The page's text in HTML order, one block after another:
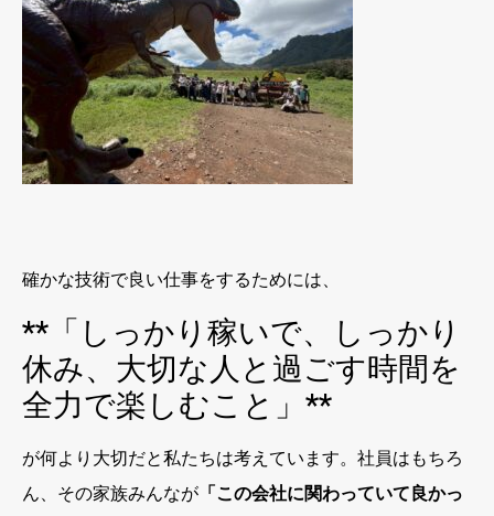
確かな技術で良い仕事をするためには、
**「しっかり稼いで、しっかり
休み、大切な人と過ごす時間を
全力で楽しむこと」**
が何より大切だと私たちは考えています。社員はもちろ
ん、その家族みんなが 「この会社に関わっていて良かっ